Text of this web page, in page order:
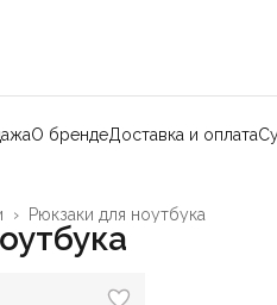
О брендеДоставка и оплата
Рюкзаки для ноутбука
›